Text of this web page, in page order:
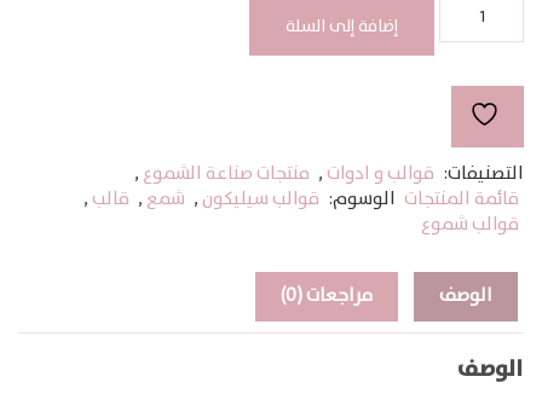
سيليكون
إضافة إلى السلة
التصنيفات: قوالب و ادوات , منتجات صناعة الشموع ,
قائمة المنتجات الوسوم: قوالب سيليكون , شمع , قالب ,
قوالب شموع
الوصف مراجعات (0)
الوصف